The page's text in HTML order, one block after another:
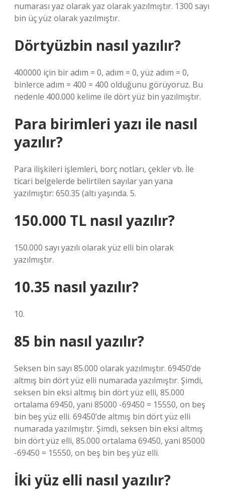
numarası yaz olarak yaz olarak yazılmıştır. 1300 sayı
bin üç yüz olarak yazılmıştır.
Dörtyüzbin nasıl yazılır?
400000 için bir adım = 0, adım = 0, yüz adım = 0,
binlerce adım = 400 = 400 olduğunu görüyoruz. Bu
nedenle 400.000 kelime ile dört yüz bin yazılmıştır.
Para birimleri yazı ile nasıl
yazılır?
Para ilişkileri işlemleri, borç notları, çekler vb. İle
ticari belgelerde belirtilen sayılar yan yana
yazılmıştır: 650.35 (altı yaşında. 5.
150.000 TL nasıl yazılır?
150.000 sayı yazılı olarak yüz elli bin olarak
yazılmıştır.
10.35 nasıl yazılır?
10.
85 bin nasıl yazılır?
Seksen bin sayı 85.000 olarak yazılmıştır. 69450’de
altmış bin dört yüz elli numarada yazılmıştır. Şimdi,
seksen bin eksi altmış bin dört yüz elli, 85.000
ortalama 69450, yani 85000 -69450 = 15550, on beş
bin beş yüz elli. 69450’de altmış bin dört yüz elli
numarada yazılmıştır. Şimdi, seksen bin eksi altmış
bin dört yüz elli, 85.000 ortalama 69450, yani 85000
-69450 = 15550, on beş bin beş yüz elli.
İki yüz elli nasıl yazılır?